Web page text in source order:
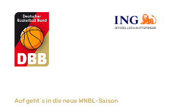
OFFIZIELLER HAUPTSPONSOR
Auf geht´s in die neue WNBL-Saison